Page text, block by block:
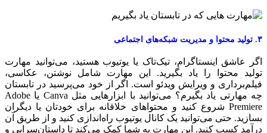
عاشق اینستاگرام، تیک‌تاک یا یوتیوب هستید، می‌توانید مهارت
محتوا را یاد بگیرید. این مهارت شامل نوشتن، عکاسی،
و ویرایش ویدئو است. اگر از خود می‌پرسید در تابستان
چه مهارتی یاد بگیرم؟ می‌توانید با ابزارهایی مثل Canva یا Adobe
Premiere شروع کنید و محتواهای خلاقانه برای خودتان یا دیگران
حتی می‌توانید یک کانال یوتیوب راه‌اندازی کنید و از طریق آن
کسب کنید. این مهارت به شما کمک می‌کند تا داستان‌سرایی و